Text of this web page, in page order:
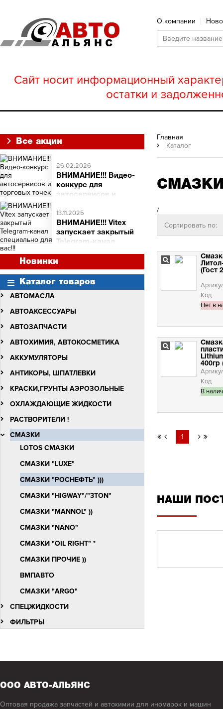
О компании
Сайт носит информационный
остатки и
Все акции
26.02.2026
ВНИМАНИЕ!!! Видео-
конкурс для
автосервисов и
ВНИМАНИЕ!!! Видео-
конкурс для автосервисов
и торговых точек
Сними видео с Vitex -
Quantum Molibden
13.11.2025
ВНИМАНИЕ!!! Vitex
запускает закрытый
Telegram-канал
ВНИМАНИЕ!!!
Telegram-канал
специально для вас!!!
Новинки
Каталог товаров
АВТОМАСЛА
АВТОАКСЕССУАРЫ
АВТОЗАПЧАСТИ
АВТОХИМИЯ, АВТОКОСМЕТИКА
АККУМУЛЯТОРЫ
АНТИКОРЫ, ШПАТЛЕВКИ
КРАСКИ,ГРУНТЫ АЭРОЗОЛЬНЫЕ
ОХЛАЖДАЮЩИЕ ЖИДКОСТИ
РАСТВОРИТЕЛИ !
СМАЗКИ
LOTOS СМАЗКИ
СМАЗКИ "LUXЕ"
СМАЗКИ "РОСНЕФТЬ" )))
СМАЗКИ "HIGWAY"/"3TON"
СМАЗКИ "MANNOL" ))
СМАЗКИ "NANO"
СМАЗКИ "OIL RIGHT" *
СМАЗКИ ПРОЧИЕ ))
ВМПАВТО
СМАЗКИ "ARGO"
СПЕЦЖИДКОСТИ
ФИЛЬТРЫ
Главная
Каталог
/
Сортировать по:
(Гост
Код
Нет в
400гр
Код
В
1
НАШИ
ООО АВТО-АЛЬЯНС
Оптовая продажа запчастей и автохимии для иномарок и машин